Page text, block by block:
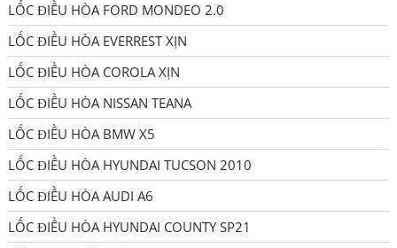
LỐC ĐIỀU HÒA FORD MONDEO 2.0
LỐC ĐIỀU HÒA EVERREST XỊN
LỐC ĐIỀU HÒA COROLA XỊN
LỐC ĐIỀU HÒA NISSAN TEANA
LỐC ĐIỀU HÒA BMW X5
LỐC ĐIỀU HÒA HYUNDAI TUCSON 2010
LỐC ĐIỀU HÒA AUDI A6
LỐC ĐIỀU HÒA HYUNDAI COUNTY SP21